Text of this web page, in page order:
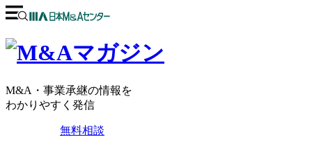
M&A・事業承継の情報を
わかりやすく発信
無料相談